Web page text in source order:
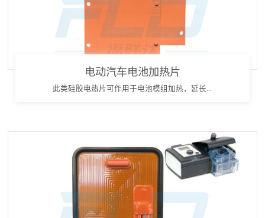
电动汽车电池加热片
此类硅胶电热片可作用于电池模组加热，延长...